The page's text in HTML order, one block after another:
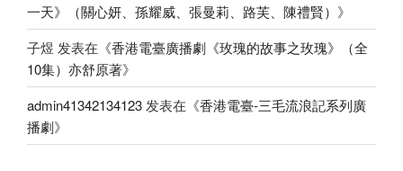
一天》（關心妍、孫耀威、張曼莉、路芙、陳禮賢） 》
子煜 发表在《香港電臺廣播劇《玫瑰的故事之玫瑰》（全
10集）亦舒原著》
admin41342134123 发表在《香港電臺-三毛流浪記系列廣
播劇》